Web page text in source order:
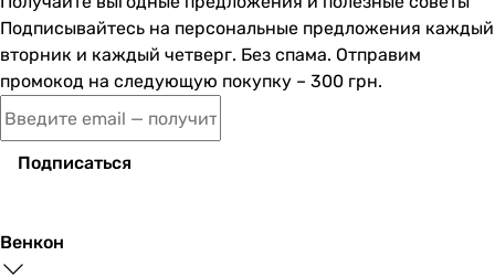
Китай
Китай
Китай
Китай
Китай
Материал
латунь
латунь
Подписывайтесь на персональные предложения каждый
вторник и каждый четверг. Без спама. Отправим
промокод на следующую покупку – 300 грн.
Подписаться
Венкон